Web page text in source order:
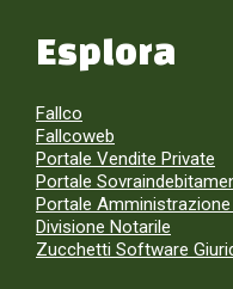
Esplora
Fallco
Fallcoweb
Portale Vendite Private
Portale
Portale
Divisione Notarile
Zucchetti Software